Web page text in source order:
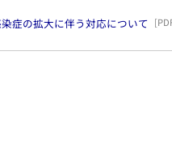
症の拡大に伴う対応について